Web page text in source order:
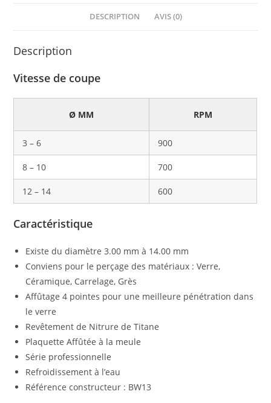
DESCRIPTION AVIS (0)
Description
Vitesse de coupe
Ø MM RPM
3 – 6 900
8 – 10 700
12 – 14 600
Caractéristique
Existe du diamètre 3.00 mm à 14.00 mm
Conviens pour le perçage des matériaux : Verre,
Céramique, Carrelage, Grès
Affûtage 4 pointes pour une meilleure pénétration dans
le verre
Revêtement de Nitrure de Titane
Plaquette Affûtée à la meule
Série professionnelle
Refroidissement à l’eau
Référence constructeur : BW13